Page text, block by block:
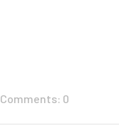
Comments: 0